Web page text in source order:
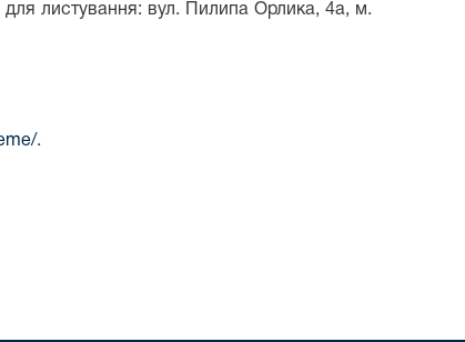
листування: вул. Пилипа Орлика, 4а, м.
.